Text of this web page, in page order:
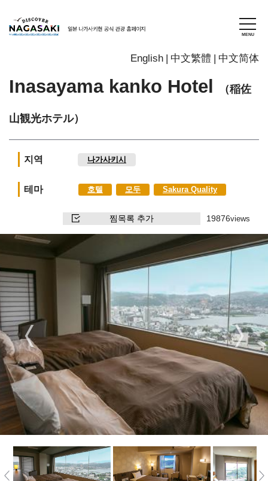
English 中文繁體 中文简体
Inasayama kanko Hotel （稲佐
山観光ホテル）
지역 나가사키시
테마 호텔 모두 Sakura Quality
찜목록 추가 19876views